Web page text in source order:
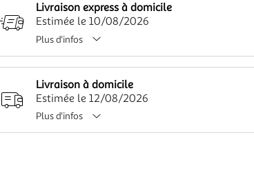
Livraison express à domicile
Estimée le 10/08/2026
Plus d'infos
Livraison à domicile
Estimée le 12/08/2026
Plus d'infos